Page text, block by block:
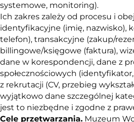
systemowe, monitoring).
Ich zakres zależy od procesu i
identyfikacyjne (imię, nazwisko),
telefon), transakcyjne (zakup/
billingowe/księgowe (faktura),
dane w korespondencji, dane z
społecznościowych
z rekrutacji (CV, przebieg
wyjątkowo dane szczególnej
jest to niezbędne i zgodne z
Cele przetwarzania. Muzeum